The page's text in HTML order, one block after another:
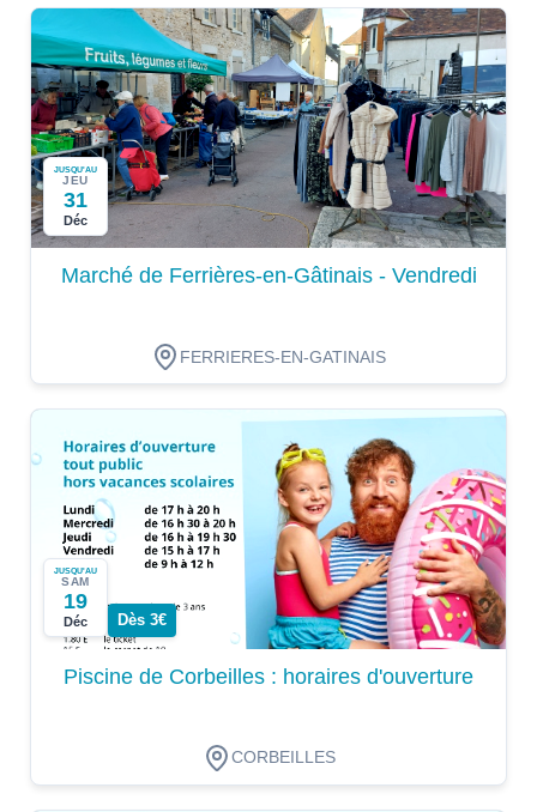
JUSQU'AU
JEU
31
Déc
Marché de Ferrières-en-Gâtinais - Vendredi
FERRIERES-EN-GATINAIS
JUSQU'AU
SAM
19
Déc Dès 3€
Piscine de Corbeilles : horaires d'ouverture
CORBEILLES